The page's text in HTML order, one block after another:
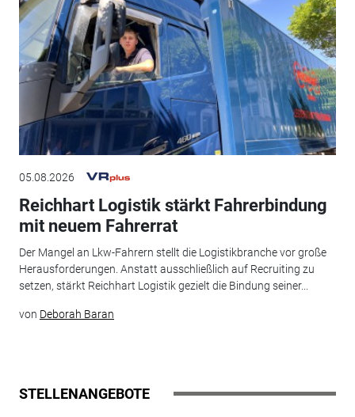
05.08.2026
Reichhart Logistik stärkt Fahrerbindung
mit neuem Fahrerrat
Der Mangel an Lkw-Fahrern stellt die Logistikbranche vor große
Herausforderungen. Anstatt ausschließlich auf Recruiting zu
setzen, stärkt Reichhart Logistik gezielt die Bindung seiner...
von Deborah Baran
STELLENANGEBOTE